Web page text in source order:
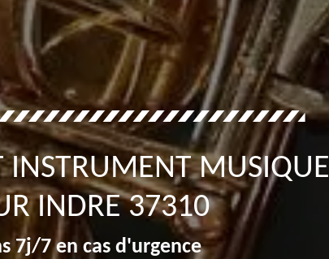
INSTRUMENT MUSIQUE
INDRE 37310
7j/7 en cas d'urgence